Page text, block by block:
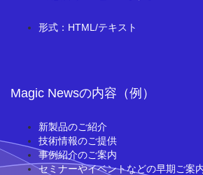
形式：HTML/テキスト
Magic Newsの内容（例）
新製品のご紹介
技術情報のご提供
事例紹介のご案内
セミナーやイベントなどの早期ご案